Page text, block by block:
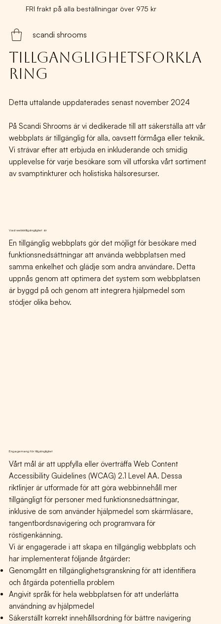
FRI frakt på alla beställningar över 975 kr
scandi shrooms
Tillgänglighetsförkla
ring
Detta uttalande uppdaterades senast november 2024
På Scandi Shrooms är vi dedikerade till att säkerställa att vår
webbplats är tillgänglig för alla, oavsett förmåga eller teknik.
Vi strävar efter att erbjuda en inkluderande och smidig
upplevelse för varje besökare som vill utforska vårt sortiment
av svamptinkturer och holistiska hälsoresurser.
Vad webbtillgänglighet är
En tillgänglig webbplats gör det möjligt för besökare med
funktionsnedsättningar att använda webbplatsen med
samma enkelhet och glädje som andra användare. Detta
uppnås genom att optimera det system som webbplatsen
är byggd på och genom att integrera hjälpmedel som
stödjer olika behov.
Engagemang för tillgänglighet
Vårt mål är att uppfylla eller överträffa Web Content
Accessibility Guidelines (WCAG) 2.1 Level AA. Dessa
riktlinjer är utformade för att göra webbinnehåll mer
tillgängligt för personer med funktionsnedsättningar,
inklusive de som använder hjälpmedel som skärmläsare,
tangentbordsnavigering och programvara för
röstigenkänning.
Vi är engagerade i att skapa en tillgänglig webbplats och
har implementerat följande åtgärder:
Genomgått en tillgänglighetsgranskning för att identifiera
och åtgärda potentiella problem
Angivit språk för hela webbplatsen för att underlätta
användning av hjälpmedel
Säkerställt korrekt innehållsordning för bättre navigering